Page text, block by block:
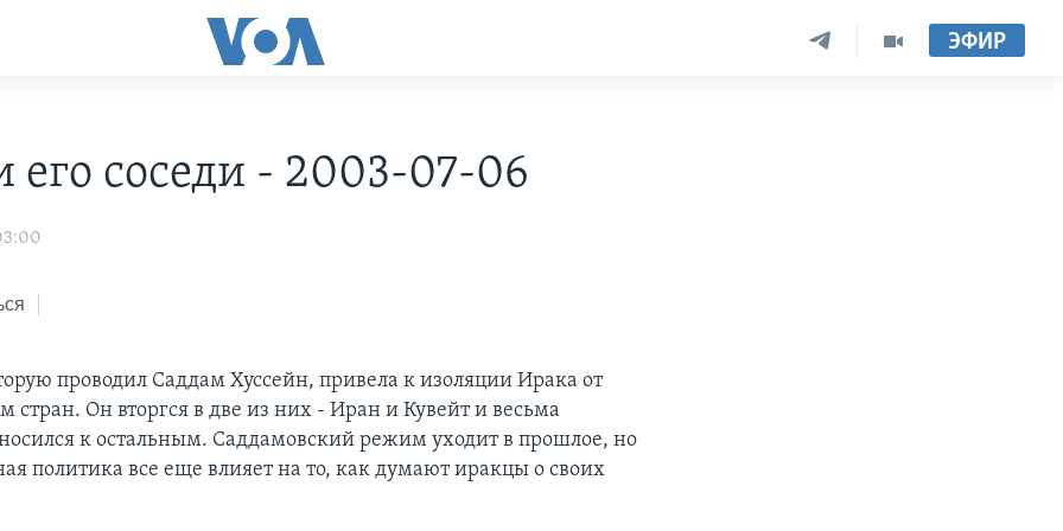
ЭФИР
его соседи - 2003-07-06
проводил Саддам Хуссейн, привела к изоляции Ирака от
стран. Он вторгся в две из них - Иран и Кувейт и весьма
к остальным. Саддамовский режим уходит в прошлое, но
политика все еще влияет на то, как думают иракцы о своих